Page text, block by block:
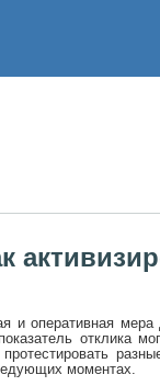
и оперативная
отклика
моментах.